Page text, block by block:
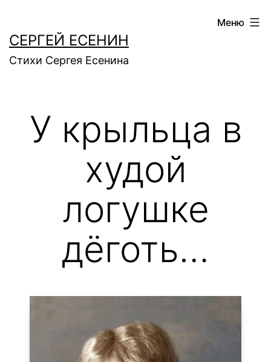
содержимому
СЕРГЕЙ ЕСЕНИН
Стихи Сергея Есенина
Меню
У крыльца в
худой
логушке
дёготь…